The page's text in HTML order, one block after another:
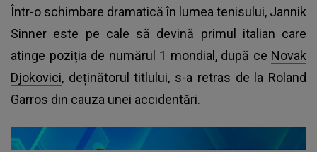
Într-o schimbare dramatică în lumea tenisului, Jannik
Sinner este pe cale să devină primul italian care
atinge poziția de numărul 1 mondial, după ce Novak
Djokovici, deținătorul titlului, s-a retras de la Roland
Garros din cauza unei accidentări.